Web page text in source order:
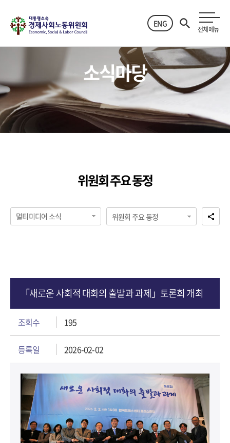
ENG
전체메뉴
소식마당
위원회 주요 동정
멀티미디어 소식 위원회 주요 동정
「새로운 사회적 대화의 출발과 과제」토론회 개최
조회수 195
등록일 2026-02-02